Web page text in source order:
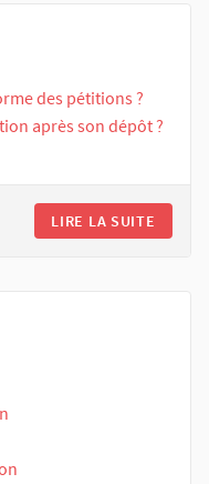
des pétitions ?
après son dépôt ?
LIRE LA SUITE